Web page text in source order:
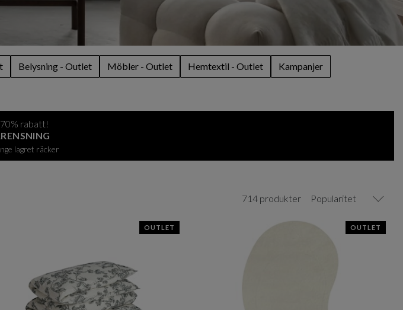
Belysning - Outlet Möbler - Outlet Hemtextil - Outlet Kampanjer
rabatt!
lagret räcker
714 produkter Popularitet
OUTLET OUTLET